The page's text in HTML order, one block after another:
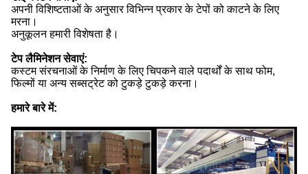
अपनी विशिष्टताओं के अनुसार विभिन्न प्रकार के टेपों को काटने के लिए
मरना।
अनुकूलन हमारी विशेषता है।
टेप लैमिनेशन सेवाएं:
कस्टम संरचनाओं के निर्माण के लिए चिपकने वाले पदार्थों के साथ फोम,
फिल्मों या अन्य सब्सट्रेट को टुकड़े टुकड़े करना।
हमारे बारे में: